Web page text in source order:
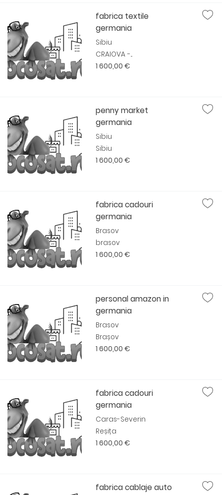
fabrica textile
germania
Sibiu
CRAIOVA -...
1 600,00 €
penny market
germania
Sibiu
Sibiu
1 600,00 €
fabrica cadouri
germania
Brasov
brasov
1 600,00 €
personal amazon in
germania
Brasov
Brașov
1 600,00 €
fabrica cadouri
germania
Caras-Severin
Reșița
1 600,00 €
fabrica cablaje auto